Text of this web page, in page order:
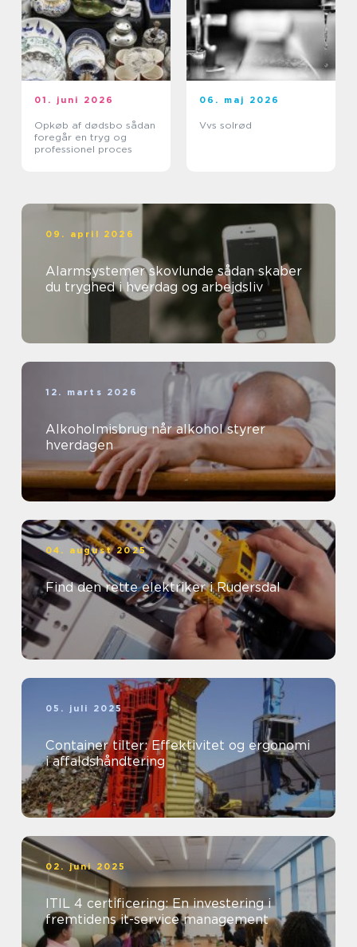
01. juni 2026
Opkøb af dødsbo sådan
foregår en tryg og
professionel proces
06. maj 2026
Vvs solrød
09. april 2026
Alarmsystemer skovlunde sådan skaber
du tryghed i hverdag og arbejdsliv
12. marts 2026
Alkoholmisbrug når alkohol styrer
hverdagen
04. august 2025
Find den rette elektriker i Rudersdal
05. juli 2025
Container tilter: Effektivitet og ergonomi
i affaldshåndtering
02. juni 2025
ITIL 4 certificering: En investering i
fremtidens it-service management